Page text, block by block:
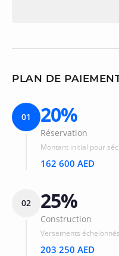
PLAN DE
01 20%
Réservation
Montant initial pour
162 600 AED
02 25%
Construction
Versements
203 250 AED